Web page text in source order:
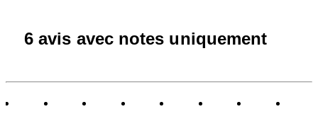
6 avis avec notes uniquement